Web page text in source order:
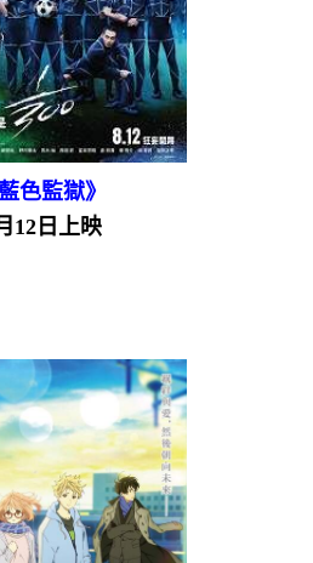
色監獄》
12日上映